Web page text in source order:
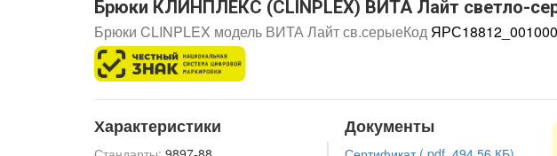
Брюки КЛИНПЛЕКС (CLINPLEX) ВИТА Лайт светло-
Брюки CLINPLEX модель ВИТА Лайт св.серыеКод
Характеристики Документы